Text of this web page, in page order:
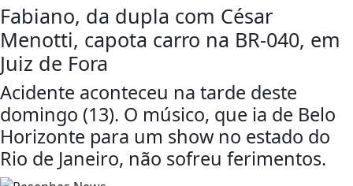
Fabiano, da dupla com César
Menotti, capota carro na BR-040, em
Juiz de Fora
Acidente aconteceu na tarde deste
domingo (13). O músico, que ia de Belo
Horizonte para um show no estado do
Rio de Janeiro, não sofreu ferimentos.